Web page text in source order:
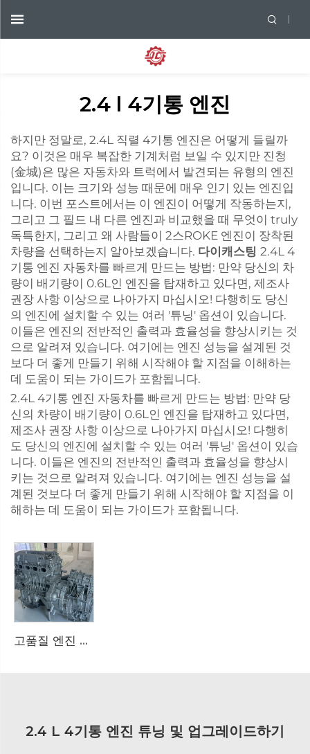
2.4 l 4기통 엔진
하지만 정말로, 2.4L 직렬 4기통 엔진은 어떻게 들릴까
요? 이것은 매우 복잡한 기계처럼 보일 수 있지만 진청
(金城)은 많은 자동차와 트럭에서 발견되는 유형의 엔진
입니다. 이는 크기와 성능 때문에 매우 인기 있는 엔진입
니다. 이번 포스트에서는 이 엔진이 어떻게 작동하는지,
그리고 그 필드 내 다른 엔진과 비교했을 때 무엇이 truly
독특한지, 그리고 왜 사람들이 2스ROKE 엔진이 장착된
차량을 선택하는지 알아보겠습니다. 다이캐스팅 2.4L 4
기통 엔진 자동차를 빠르게 만드는 방법: 만약 당신의 차
량이 배기량이 0.6L인 엔진을 탑재하고 있다면, 제조사
권장 사항 이상으로 나아가지 마십시오! 다행히도 당신
의 엔진에 설치할 수 있는 여러 '튜닝' 옵션이 있습니다.
이들은 엔진의 전반적인 출력과 효율성을 향상시키는 것
으로 알려져 있습니다. 여기에는 엔진 성능을 설계된 것
보다 더 좋게 만들기 위해 시작해야 할 지점을 이해하는
데 도움이 되는 가이드가 포함됩니다.
2.4L 4기통 엔진 자동차를 빠르게 만드는 방법: 만약 당
신의 차량이 배기량이 0.6L인 엔진을 탑재하고 있다면,
제조사 권장 사항 이상으로 나아가지 마십시오! 다행히
도 당신의 엔진에 설치할 수 있는 여러 '튜닝' 옵션이 있습
니다. 이들은 엔진의 전반적인 출력과 효율성을 향상시
키는 것으로 알려져 있습니다. 여기에는 엔진 성능을 설
계된 것보다 더 좋게 만들기 위해 시작해야 할 지점을 이
해하는 데 도움이 되는 가이드가 포함됩니다.
고품질 엔진 어셈블리 하우징 알루미늄 합금 다이 캐스팅 OEM 품질 대형 공급업체 조달에 적합
2.4 L 4기통 엔진 튜닝 및 업그레이드하기